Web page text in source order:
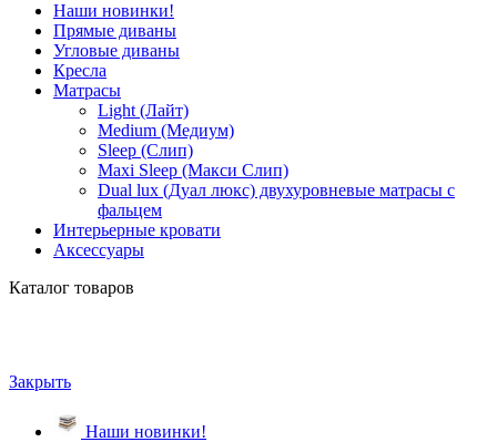
Наши новинки!
Прямые диваны
Угловые диваны
Кресла
Матрасы
Light (Лайт)
Medium (Медиум)
Sleep (Слип)
Maxi Sleep (Макси Слип)
Dual lux (Дуал люкс) двухуровневые матрасы с
фальцем
Интерьерные кровати
Аксессуары
Каталог товаров
Закрыть
Наши новинки!